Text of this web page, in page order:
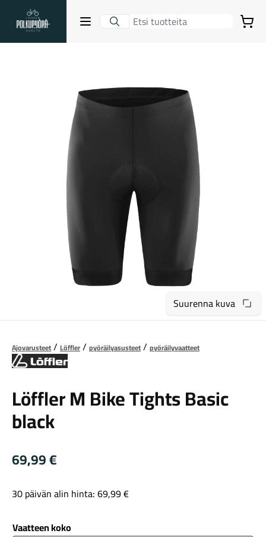
Lahden Polkupyörähuolto - etusivulle
Avaa sulje valikko
Suositut osastot
Gravel-pyörät
Maastosähköpyörät
Kaupunkisähköpyörät
Ostoskori
Suurenna kuva
Ajovarusteet Löffler pyöräilyasusteet pyöräilyvaatteet
Löffler M Bike Tights Basic
black
69,99€
30 päivän alin hinta:69,99€
Vaatteen koko